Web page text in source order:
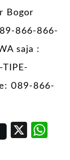
Bogor
866-866-
saja :
089-866-
X